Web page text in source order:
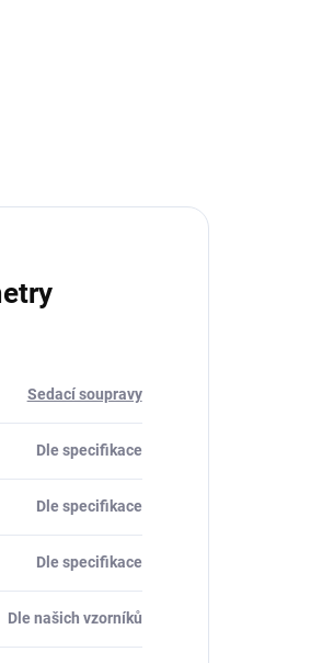
Sedací soupravy
Dle specifikace
Dle specifikace
Dle specifikace
Dle našich vzorníků